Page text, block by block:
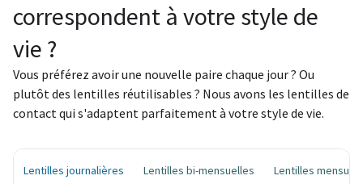
correspondent à votre style de
vie ?
Vous préférez avoir une nouvelle paire chaque jour ? Ou
plutôt des lentilles réutilisables ? Nous avons les lentilles de
contact qui s'adaptent parfaitement à votre style de vie.
Lentilles journalières Lentilles bi-mensuelles Lentilles
Lentilles journalières
Chaque jour un nouveau départ – pour une
hygiène maximale et un confort d'utilisation
Commandez vos lentilles